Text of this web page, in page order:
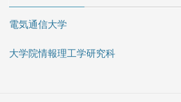
電気通信大学
大学院情報理工学研究科